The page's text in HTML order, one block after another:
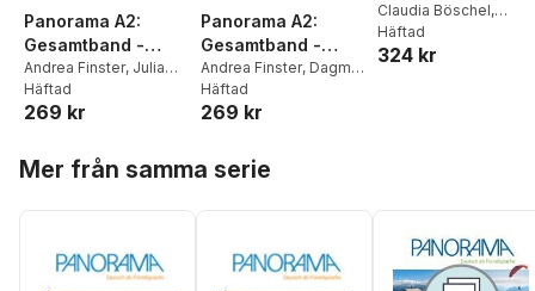
Panorama A2:
Gesamtband -
Übungsbuch DaF -
Mit PagePlayer-App
inkl. Audios
Andrea Finster, Julia
Michaux-Stander
Verena Paar-
Häftad
269 kr
Panorama A2:
Gesamtband -
Kursbuch mit
interaktiven
Übungen auf
Andrea Finster, Dagmar
Giersberg
Jin,Verena Paar-
Häftad
269 kr
Kursbuch und
Übungsbuch DaZ
Claudia Böschel,
Andrea Finster
Friederike Jin
Häftad
324 kr
Mer från samma serie